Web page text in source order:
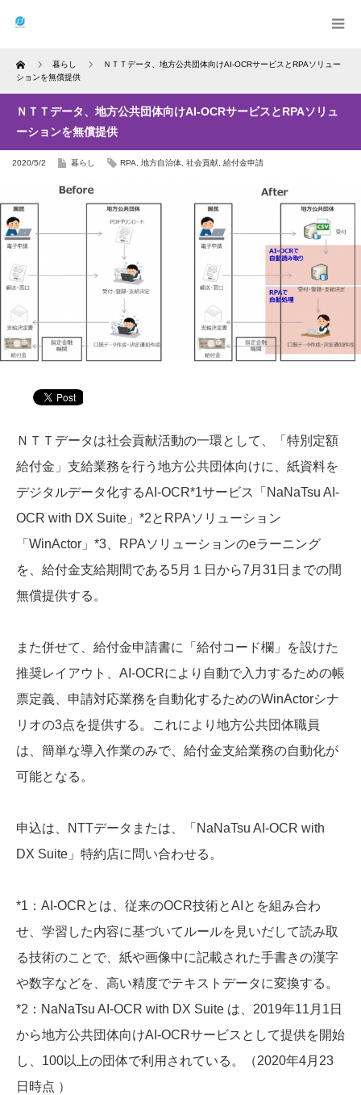
Home 暮らし
ＮＴＴデータ、地方公共団体向けAI-OCRサービスとRPAソリュー
ションを無償提供
ＮＴＴデータ、地方公共団体向けAI-OCRサービスとRPAソリュ
ーションを無償提供
2020/5/2 暮らし RPA 地方自治体 社会貢献 給付金申請
ＮＴＴデータは社会貢献活動の一環として、「特別定額
給付金」支給業務を行う地方公共団体向けに、紙資料を
デジタルデータ化するAI-OCR*1サービス「NaNaTsu AI-
OCR with DX Suite」*2とRPAソリューション
「WinActor」*3、RPAソリューションのeラーニング
を、給付金支給期間である5月１日から7月31日までの間
無償提供する。
また併せて、給付金申請書に「給付コード欄」を設けた
推奨レイアウト、AI-OCRにより自動で入力するための帳
票定義、申請対応業務を自動化するためのWinActorシナ
リオの3点を提供する。これにより地方公共団体職員
は、簡単な導入作業のみで、給付金支給業務の自動化が
可能となる。
申込は、NTTデータまたは、「NaNaTsu AI-OCR with
DX Suite」特約店に問い合わせる。
*1：AI-OCRとは、従来のOCR技術とAIとを組み合わ
せ、学習した内容に基づいてルールを見いだして読み取
る技術のことで、紙や画像中に記載された手書きの漢字
や数字などを、高い精度でテキストデータに変換する。
*2：NaNaTsu AI-OCR with DX Suite は、2019年11月1日
から地方公共団体向けAI-OCRサービスとして提供を開始
し、100以上の団体で利用されている。（2020年4月23
日時点 ）